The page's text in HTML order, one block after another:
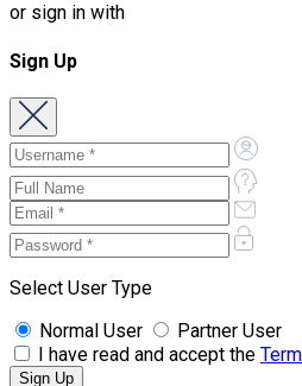
or sign in with
Sign Up
Select User Type
Normal User
Partner User
I have read and accept the